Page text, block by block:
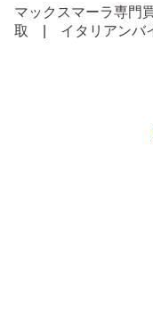
マックスマーラ専門
取
イタリアンバ